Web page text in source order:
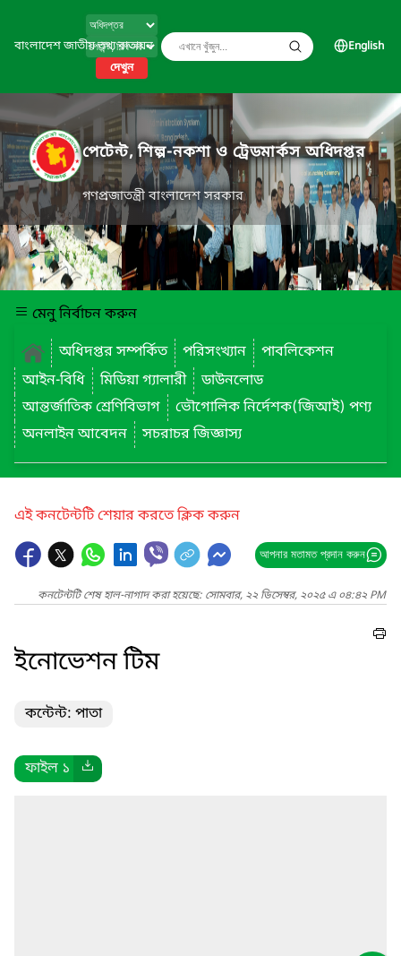
বাংলাদেশ জাতীয় তথ্য বাতায়ন
দেখুন
English
পেটেন্ট, শিল্প-নকশা ও ট্রেডমার্কস অধিদপ্তর
গণপ্রজাতন্ত্রী বাংলাদেশ সরকার
মেনু নির্বাচন করুন
অধিদপ্তর সম্পর্কিত
পরিসংখ্যান
পাবলিকেশন
আইন-বিধি
মিডিয়া গ্যালারী
ডাউনলোড
আন্তর্জাতিক শ্রেণিবিভাগ
ভৌগোলিক নির্দেশক(জিআই) পণ্য
অনলাইন আবেদন
সচরাচর জিজ্ঞাস্য
এই কনটেন্টটি শেয়ার করতে ক্লিক করুন
আপনার মতামত প্রদান করুন
কনটেন্টটি শেষ হাল-নাগাদ করা হয়েছে: সোমবার, ২২ ডিসেম্বর, ২০২৫ এ ০৪:৪২ PM
ইনোভেশন টিম
কন্টেন্ট: পাতা
ফাইল ১